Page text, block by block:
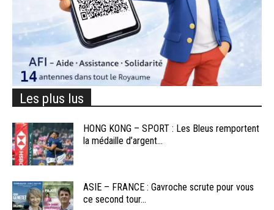
Les plus lus
HONG KONG – SPORT : Les Bleus remportent
la médaille d’argent...
ASIE – FRANCE : Gavroche scrute pour vous
ce second tour...